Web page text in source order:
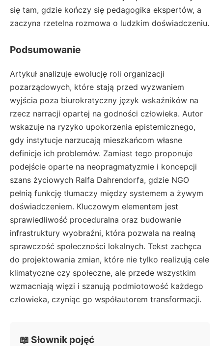
się tam, gdzie kończy się pedagogika ekspertów, a
zaczyna rzetelna rozmowa o ludzkim doświadczeniu.
Podsumowanie
Artykuł analizuje ewolucję roli organizacji
pozarządowych, które stają przed wyzwaniem
wyjścia poza biurokratyczny język wskaźników na
rzecz narracji opartej na godności człowieka. Autor
wskazuje na ryzyko upokorzenia epistemicznego,
gdy instytucje narzucają mieszkańcom własne
definicje ich problemów. Zamiast tego proponuje
podejście oparte na neopragmatyzmie i koncepcji
szans życiowych Ralfa Dahrendorfa, gdzie NGO
pełnią funkcję tłumaczy między systemem a żywym
doświadczeniem. Kluczowym elementem jest
sprawiedliwość proceduralna oraz budowanie
infrastruktury wyobraźni, która pozwala na realną
sprawczość społeczności lokalnych. Tekst zachęca
do projektowania zmian, które nie tylko realizują cele
klimatyczne czy społeczne, ale przede wszystkim
wzmacniają więzi i szanują podmiotowość każdego
człowieka, czyniąc go współautorem transformacji.
📖 Słownik pojęć